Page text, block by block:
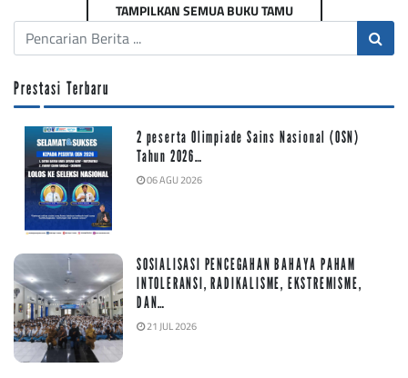
TAMPILKAN SEMUA BUKU TAMU
Prestasi Terbaru
2 peserta Olimpiade Sains Nasional (OSN)
Tahun 2026…
06 AGU 2026
SOSIALISASI PENCEGAHAN BAHAYA PAHAM
INTOLERANSI, RADIKALISME, EKSTREMISME,
DAN…
21 JUL 2026